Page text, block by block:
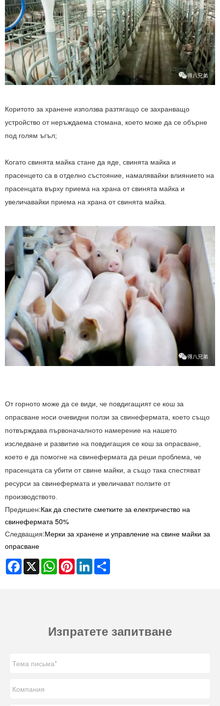
Коритото за хранене използва разтягащо се захранващо
устройство от неръждаема стомана, което може да се обърне
под голям ъгъл;
Когато свинята майка стане да яде, свинята майка и
прасенцето са в отделно състояние, намалявайки влиянието на
прасенцата върху приема на храна от свинята майка и
увеличавайки приема на храна от свинята майка.
От горното може да се види, че повдигащият се кош за
опрасване носи очевидни ползи за свинефермата, което също
потвърждава първоначалното намерение на нашето
изследване и развитие на повдигащия се кош за опрасване,
което е да помогне на свинефермата да реши проблема, че
прасенцата са убити от свине майки, а също така спестяват
ресурси за свинефермата и увеличават ползите от
производството.
Предишен:Как да спестите сметките за електричество на
свинефермата 50%
Следващия:Мерки за хранене и управление на свине майки за
опрасване
Facebook
X WhatsAppPinterestLinkedIn
Изпратете запитване